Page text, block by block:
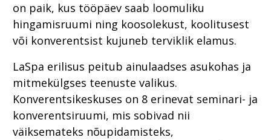
on paik, kus tööpäev saab loomuliku
hingamisruumi ning koosolekust, koolitusest
või konverentsist kujuneb terviklik elamus.
LaSpa erilisus peitub ainulaadses asukohas ja
mitmekülgses teenuste valikus.
Konverentsikeskuses on 8 erinevat seminari- ja
konverentsiruumi, mis sobivad nii
väiksemateks nõupidamisteks,